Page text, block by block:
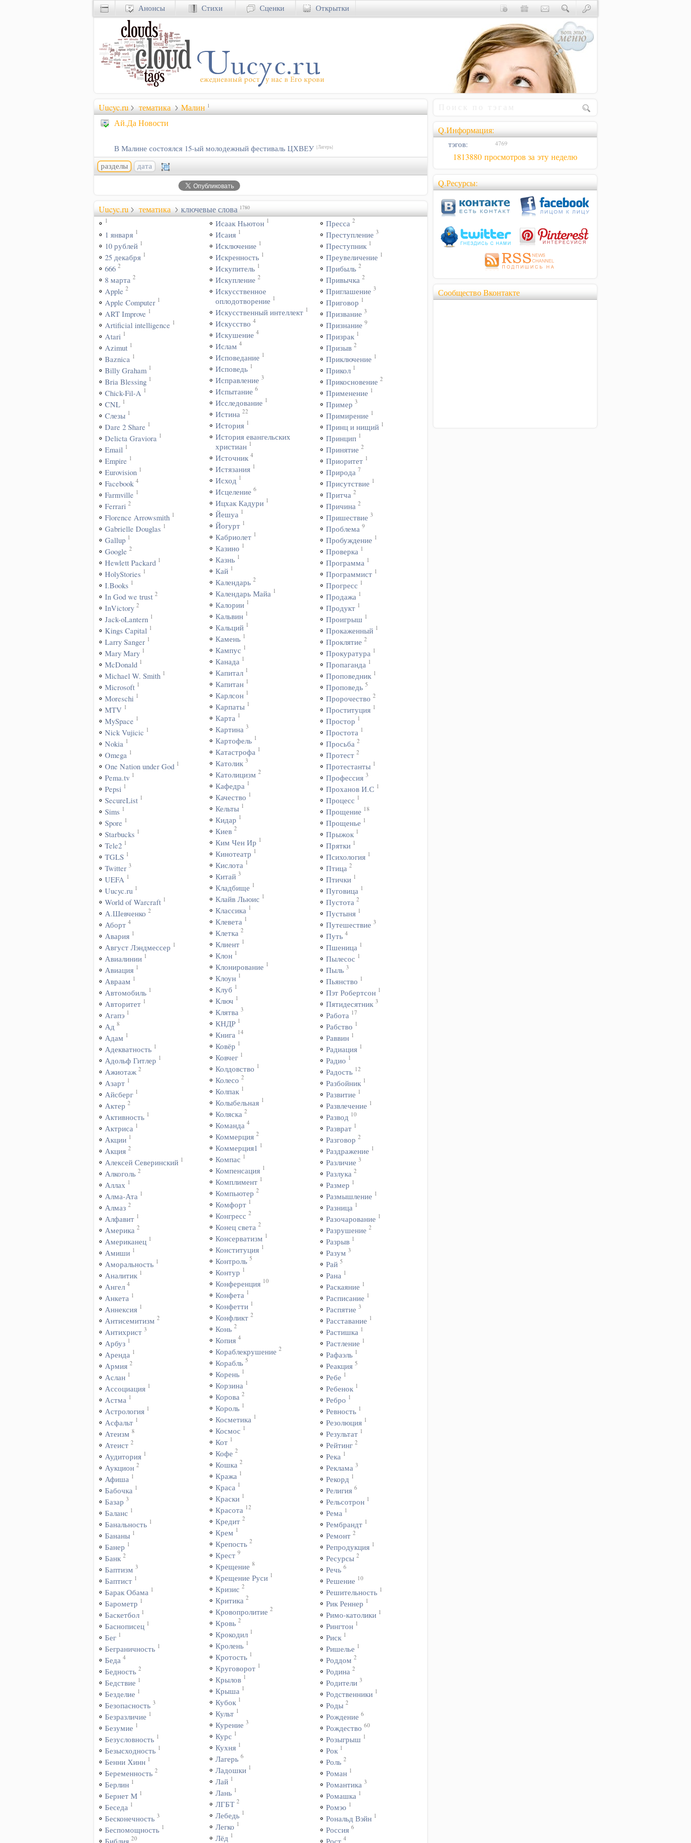
Uucyc.ru тематика Малин 1
Ай.Да Новости
В Малине состоялся 15-ый молодежный фестиваль ЦХВЕУ [Лагерь]
разделы дата
Uucyc.ru тематика ключевые слова 1780
1
1 января 1
10 рублей 1
25 декабря 1
666 2
8 марта 2
Apple 2
Apple Computer 1
ART Improve 1
Artificial intelligence 1
Atari 1
Azimut 1
Baznica 1
Billy Graham 1
Bria Blessing 1
Chick-Fil-A 1
CNL 1
Cлезы 1
Dare 2 Share 1
Delicta Graviora 1
Email 1
Empire 1
Eurovision 1
Facebook 4
Farmville 1
Ferrari 2
Florence Arrowsmith 1
Gabrielle Douglas 1
Gallup 1
Google 2
Hewlett Packard 1
HolyStories 1
I.Books 1
In God we trust 2
InVictory 2
Jack-oLantern 1
Kings Capital 1
Larry Sanger 1
Mary Mary 1
McDonald 1
Michael W. Smith 1
Microsoft 1
Moreschi 1
MTV 1
MySpace 1
Nick Vujicic 1
Nokia 1
Omega 1
One Nation under God 1
Pema.tv 1
Pepsi 1
SecureList 1
Sims 1
Spore 1
Starbucks 1
Tele2 1
TGLS 1
Twitter 3
UEFA 1
Uucyc.ru 1
World of Warcraft 1
А.Шевченко 2
Аборт 4
Авария 1
Август Лэндмессер 1
Авиалинии 1
Авиация 1
Авраам 1
Автомобиль 1
Авторитет 1
Агапэ 1
Ад 8
Адам 1
Адекватность 1
Адольф Гитлер 1
Ажиотаж 2
Азарт 1
Айсберг 1
Актер 2
Активность 1
Актриса 1
Акции 1
Акция 2
Алексей Северинский 1
Алкоголь 2
Аллах 1
Алма-Ата 1
Алмаз 2
Алфавит 1
Америка 2
Американец 1
Амиши 1
Аморальность 1
Аналитик 1
Ангел 4
Анкета 1
Аннексия 1
Антисемитизм 2
Антихрист 3
Арбуз 1
Аренда 1
Армия 2
Аслан 1
Ассоциация 1
Астма 1
Астрология 1
Асфальт 1
Атеизм 8
Атеист 2
Аудитория 1
Аукцион 2
Афиша 1
Бабочка 1
Базар 3
Баланс 1
Банальность 1
Бананы 1
Банер 1
Банк 2
Баптизм 3
Баптист 1
Барак Обама 1
Барометр 1
Баскетбол 1
Баснописец 1
Бег 1
Беграничность 1
Беда 4
Бедность 2
Бедствие 1
Безделие 1
Безопасность 3
Безразличие 1
Безумие 1
Безусловность 1
Безысходность 1
Бенни Хинн 1
Беременность 2
Берлин 1
Бернет М 1
Беседа 1
Бесконечность 3
Беспомощность 1
20
Исаак Ньютон 1
Исаия 1
Исключение 1
Искренность 1
Искупитель 1
Искупление 2
Искусственное
оплодотворение 1
Искусственный интеллект 1
Искусство 4
Искушение 4
Ислам 4
Исповедание 1
Исповедь 1
Исправление 3
Испытание 6
Исследование 1
Истина 22
История 1
История евангельских
христиан 1
Источник 4
Истязания 1
Исход 1
Исцеление 6
Ицхак Кадури 1
Йешуа 1
Йогурт 1
Кабриолет 1
Казино 1
Казнь 1
Кай 1
Календарь 2
Календарь Майа 1
Калории 1
Кальвин 1
Кальций 1
Камень 1
Кампус 1
Канада 1
Капитал 1
Капитан 1
Карлсон 1
Карпаты 1
Карта 1
Картина 3
Картофель 1
Катастрофа 1
Католик 3
Католицизм 2
Кафедра 1
Качество 1
Кельты 1
Кидар 1
Киев 2
Ким Чен Ир 1
Кинотеатр 1
Кислота 1
Китай 3
Кладбище 1
Клайв Льюис 1
Классика 1
Клевета 1
Клетка 2
Клиент 1
Клон 1
Клонирование 1
Клоун 1
Клуб 1
Ключ 1
Клятва 3
КНДР 1
Книга 14
Ковёр 1
Ковчег 1
Колдовство 1
Колесо 2
Колпак 1
Колыбельная 1
Коляска 2
Команда 4
Коммерция 2
Коммерция1 1
Компас 1
Компенсация 1
Комплимент 1
Компьютер 2
Комфорт 1
Конгресс 2
Конец света 2
Консерватизм 1
Конституция 1
Контроль 5
Контур 1
Конференция 10
Конфета 1
Конфетти 1
Конфликт 2
Конь 2
Копия 4
Кораблекрушение 2
Корабль 5
Корень 1
Корзина 1
Корова 2
Король 1
Косметика 1
Космос 1
Кот 1
Кофе 2
Кошка 2
Кража 1
Краса 1
Краски 1
Красота 12
Кредит 2
Крем 1
Крепость 2
Крест 9
Крещение 8
Крещение Руси 1
Кризис 2
Критика 2
Кровопролитие 2
Кровь 2
Крокодил 1
Кролень 1
Кротость 1
Круговорот 1
Крылов 1
Крыша 1
Кубок 1
Культ 1
Курение 3
Курс 1
Кухня 1
Лагерь 6
Ладошки 1
Лай 1
Лань 1
ЛГБТ 2
Лебедь 1
Легко 1
Лёд 1
Пресса 2
Преступление 3
Преступник 1
Преувеличение 1
Прибыль 2
Привычка 2
Приглашение 3
Приговор 1
Призвание 3
Признание 9
Призрак 1
Призыв 2
Приключение 1
Прикол 1
Прикосновение 2
Применение 1
Пример 3
Примирение 1
Принц и нищий 1
Принцип 1
Принятие 2
Приоритет 1
Природа 7
Присутствие 1
Притча 2
Причина 2
Пришествие 3
Проблема 9
Пробуждение 1
Проверка 1
Программа 1
Программист 1
Прогресс 1
Продажа 1
Продукт 1
Проигрыш 1
Прокаженный 1
Проклятие 2
Прокуратура 1
Пропаганда 1
Проповедник 1
Проповедь 5
Пророчество 2
Проституция 1
Простор 1
Простота 1
Просьба 2
Протест 2
Протестанты 1
Профессия 3
Проханов И.С 1
Процесс 1
Прощение 18
Прощенье 1
Прыжок 1
Прятки 1
Психология 1
Птица 2
Птички 1
Пуговица 1
Пустота 2
Пустыня 1
Путешествие 3
Путь 4
Пшеница 1
Пылесос 1
Пыль 3
Пьянство 1
Пэт Робертсон 1
Пятидесятник 3
Работа 17
Рабство 1
Раввин 1
Радиация 1
Радио 1
Радость 12
Разбойник 1
Развитие 1
Развлечение 1
Развод 10
Разврат 1
Разговор 2
Раздражение 1
Различие 3
Разлука 2
Размер 1
Размышление 1
Разница 1
Разочарование 1
Разрушение 2
Разрыв 1
Разум 3
Рай 5
Рана 1
Раскаяние 1
Расписание 1
Распятие 3
Расставание 1
Растишка 1
Растление 1
Рафаэль 1
Реакция 5
Ребе 1
Ребенок 1
Ребро 1
Ревность 1
Резолюция 1
Результат 1
Рейтинг 2
Река 1
Реклама 3
Рекорд 1
Религия 6
Рельсотрон 1
Рема 1
Рембрандт 1
Ремонт 2
Репродукция 1
Ресурсы 2
Речь 6
Решение 10
Решительность 1
Рик Реннер 1
Римо-католики 1
Рингтон 1
Риск 1
Ришелье 1
Роддом 2
Родина 2
Родители 3
Родственники 1
Роды 2
Рождение 6
Рождество 60
Розыгрыш 1
Рок 1
Роль 2
Роман 1
Романтика 3
Ромашка 1
Ромэо 1
Рональд Вэйн 1
Россия 6
4
Q.Информация:
тэгов: 4769
1813880 просмотров за эту неделю
Q.Ресурсы:
Сообщество Вконтакте
Анонсы Стихи Сценки Открытки